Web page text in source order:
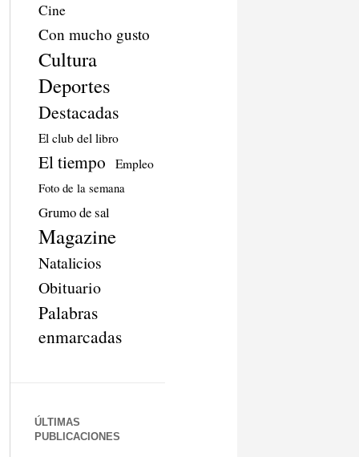
Cine
Con mucho gusto
Cultura
Deportes
Destacadas
El club del libro
El tiempo Empleo
Foto de la semana
Grumo de sal
Magazine
Natalicios
Obituario
Palabras
enmarcadas
ÚLTIMAS
PUBLICACIONES